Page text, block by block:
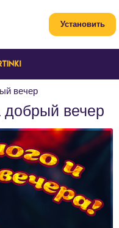
вечер
добрый вечер
Установить